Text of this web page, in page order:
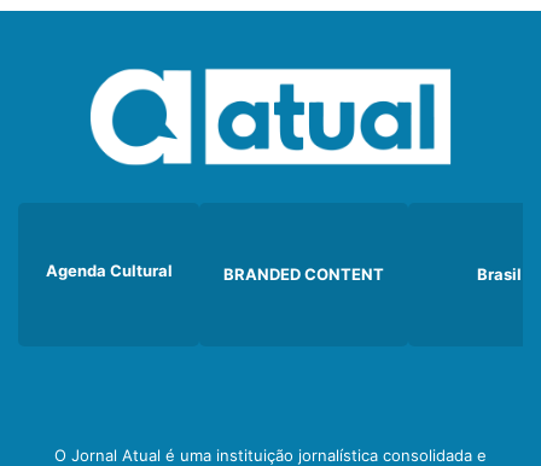
Agenda Cultural BRANDED CONTENT Brasil
O Jornal Atual é uma instituição jornalística consolidada e